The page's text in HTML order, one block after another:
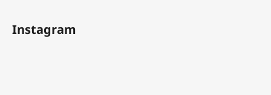
Instagram